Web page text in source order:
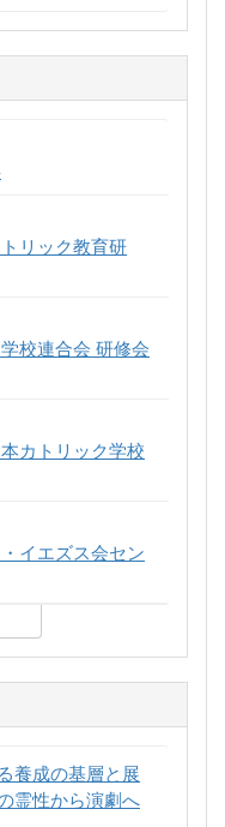
リック教育研
校連合会 研修会
カトリック学校
イエズス会セン
養成の基層と展
霊性から演劇へ